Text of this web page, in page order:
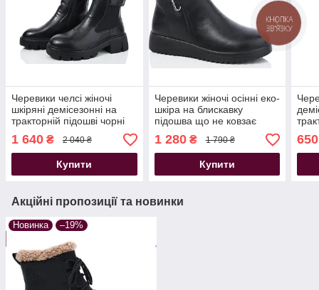
Черевики челсі жіночі
шкіряні демісезонні на
тракторній підошві чорні
1 640 ₴ 2 040 ₴
Купити
Черевики жіночі осінні еко-
шкіра на блискавку
підошва що не ковзає
1 280₴ 1 790 ₴
Купити
650
Акційні пропозиції та новинки
Новинка –19%